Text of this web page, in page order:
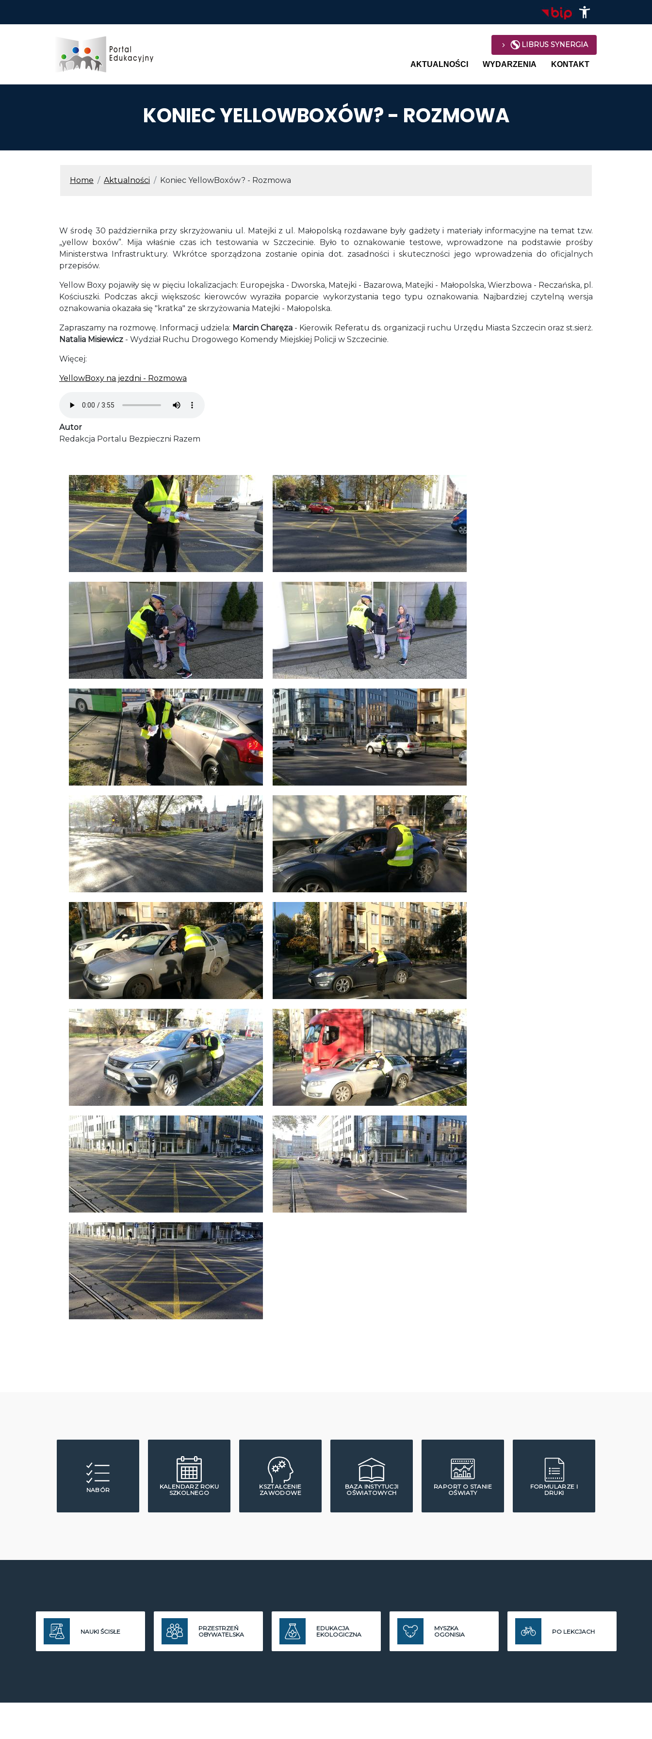
LIBRUS SYNERGIA
Main navigation
AKTUALNOŚCI WYDARZENIA KONTAKT
KONIEC YELLOWBOXÓW? - ROZMOWA
ŚCIEŻKA NAWIGACYJNA
Home Aktualności Koniec YellowBoxów? - Rozmowa
W środę 30 października przy skrzyżowaniu ul. Matejki z ul. Małopolską rozdawane były gadżety i materiały informacyjne na temat tzw.
„yellow boxów”. Mija właśnie czas ich testowania w Szczecinie. Było to oznakowanie testowe, wprowadzone na podstawie prośby
Ministerstwa Infrastruktury. Wkrótce sporządzona zostanie opinia dot. zasadności i skuteczności jego wprowadzenia do oficjalnych
przepisów.
Yellow Boxy pojawiły się w pięciu lokalizacjach: Europejska - Dworska, Matejki - Bazarowa, Matejki - Małopolska, Wierzbowa - Reczańska, pl.
Kościuszki. Podczas akcji większośc kierowców wyraziła poparcie wykorzystania tego typu oznakowania. Najbardziej czytelną wersja
oznakowania okazała się "kratka" ze skrzyżowania Matejki - Małopolska.
Zapraszamy na rozmowę. Informacji udziela: Marcin Charęza - Kierowik Referatu ds. organizacji ruchu Urzędu Miasta Szczecin oraz st.sierż.
Natalia Misiewicz - Wydział Ruchu Drogowego Komendy Miejskiej Policji w Szczecinie.
Więcej:
YellowBoxy na jezdni - Rozmowa
Autor
Redakcja Portalu Bezpieczni Razem
NABÓR
KALENDARZ ROKU
SZKOLNEGO
KSZTAŁCENIE
ZAWODOWE
BAZA INSTYTUCJI
OŚWIATOWYCH
RAPORT O STANIE
OŚWIATY
FORMULARZE I
DRUKI
NAUKI ŚCISŁE
PRZESTRZEŃ
OBYWATELSKA
EDUKACJA
EKOLOGICZNA
MYSZKA
OGONISIA
PO LEKCJACH